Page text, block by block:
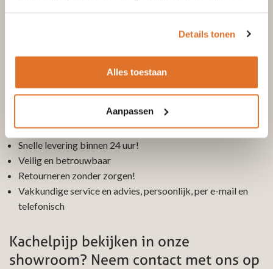
Details tonen
Alles toestaan
Aanpassen
Goedkoopstekachelpijpen.nl?
Uitgebreid assortiment: alle kachelpijpen uit voorraad
Aantrekkelijk lage prijzen
Snelle levering binnen 24 uur!
Veilig en betrouwbaar
Retourneren zonder zorgen!
Vakkundige service en advies, persoonlijk, per e-mail en
telefonisch
Kachelpijp bekijken in onze
showroom? Neem contact met ons op